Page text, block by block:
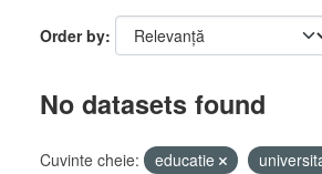
Order by
No datasets found
Cuvinte cheie: educatie